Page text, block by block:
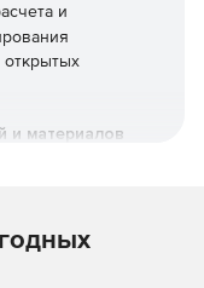
и
и материалов
молниезащиты